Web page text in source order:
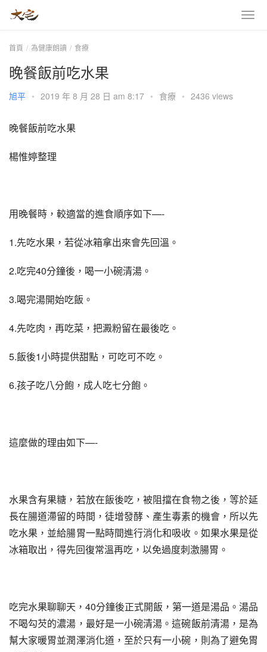
首頁 為健康朗讀 食療
晚餐飯前吃水果
旭平 • 2019 年 8 月 28 日 am 8:17 • 食療 • 2436 views
晚餐飯前吃水果
楊惟婷整理
用晚餐時，較適當的進食順序如下—-
1.先吃水果，若從冰箱拿出來會先回溫。
2.吃完40分鐘後，喝一小碗清湯。
3.喝完湯開始吃飯。
4.先吃肉，再吃菜，把澱粉留在最後吃。
5.飯後1小時提供甜點，可吃可不吃。
6.孩子吃八分飽，成人吃七分飽。
這麼做的理由如下—-
水果含有果糖，若放在飯後吃，被阻擋在食物之後，等於延
長在腸道滯留的時間，徒增發酵、產生毒素的機會，所以先
吃水果，並給腸胃一點時間進行消化和吸收。如果水果是從
冰箱取出，得先回復常溫再吃，以免過度刺激腸胃。
吃完水果聊聊天，40分鐘後正式開飯，第一道是湯品。湯品
不喝勾芡的濃湯，最好是一小碗清湯。這碗飯前清湯，是為
幫大家暖胃並潤澤消化道，至於只有一小碗，則為了避免胃